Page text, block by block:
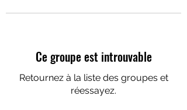
Ce groupe est introuvable
Retournez à la liste des groupes et
réessayez.